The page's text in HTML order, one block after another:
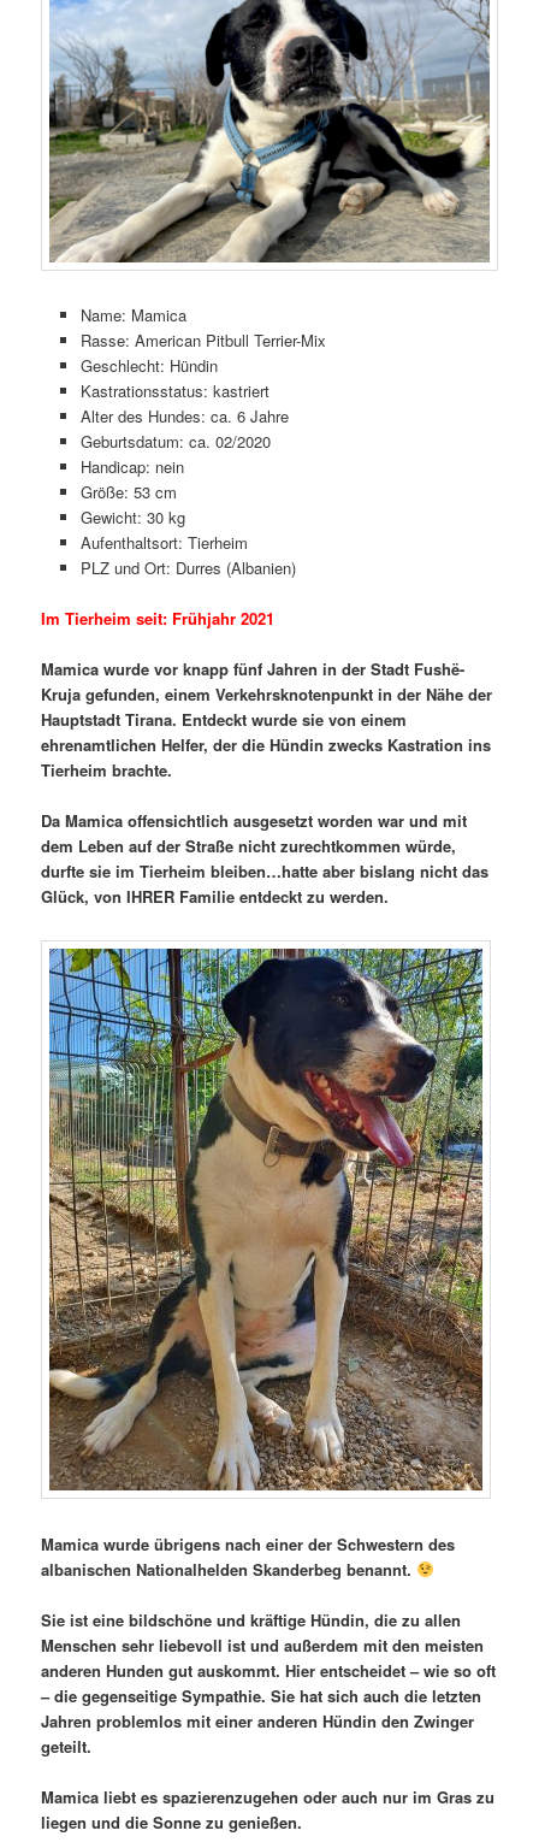
Name: Mamica
Rasse: American Pitbull Terrier-Mix
Geschlecht: Hündin
Kastrationsstatus: kastriert
Alter des Hundes: ca. 6 Jahre
Geburtsdatum: ca. 02/2020
Handicap: nein
Größe: 53 cm
Gewicht: 30 kg
Aufenthaltsort: Tierheim
PLZ und Ort: Durres (Albanien)
Im Tierheim seit: Frühjahr 2021
Mamica wurde vor knapp fünf Jahren in der Stadt Fushë-
Kruja gefunden, einem Verkehrsknotenpunkt in der Nähe der
Hauptstadt Tirana. Entdeckt wurde sie von einem
ehrenamtlichen Helfer, der die Hündin zwecks Kastration ins
Tierheim brachte.
Da Mamica offensichtlich ausgesetzt worden war und mit
dem Leben auf der Straße nicht zurechtkommen würde,
durfte sie im Tierheim bleiben…hatte aber bislang nicht das
Glück, von IHRER Familie entdeckt zu werden.
Mamica wurde übrigens nach einer der Schwestern des
albanischen Nationalhelden Skanderbeg benannt.
Sie ist eine bildschöne und kräftige Hündin, die zu allen
Menschen sehr liebevoll ist und außerdem mit den meisten
anderen Hunden gut auskommt. Hier entscheidet – wie so oft
– die gegenseitige Sympathie. Sie hat sich auch die letzten
Jahren problemlos mit einer anderen Hündin den Zwinger
geteilt.
Mamica liebt es spazierenzugehen oder auch nur im Gras zu
liegen und die Sonne zu genießen.